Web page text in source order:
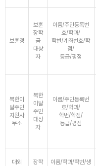
보훈청
보훈
장학
금
대상
자
이름/주민등록번
호/학과/
학번/계좌번호/학
점/
등급/평점
북한이
탈주민
지원사
무소
북한
이탈
주민
대상
자
이름/주민등록번
호/학과/
학번/학점/
등급/평점
대외
장학
이름/학과/학번/생